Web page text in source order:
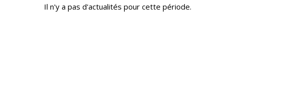
Il n'y a pas d'actualités pour cette période.